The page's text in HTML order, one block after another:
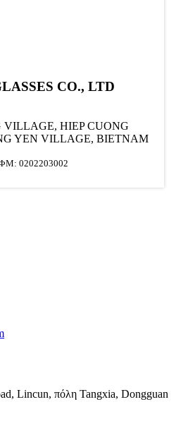
CO., LTD
VILLAGE, HIEP CUONG
YEN VILLAGE, ΒΙΕΤΝΑΜ
0202203002
Lincun, πόλη Tangxia, Dongguan